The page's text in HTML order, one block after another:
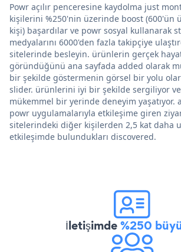
Powr açılır penceresine kaydolma just
kişilerini %250'nin üzerinde boost (600'ün
kişi) başardılar ve powr sosyal kullanarak
medyalarını 6000'den fazla takipçiye
sitelerinde besleyin. ürünlerin gerçek
göründüğünü ana sayfada added olarak
bir şekilde göstermenin görsel bir yolu
slider. ürünlerini iyi bir şekilde sergiliyor
mükemmel bir yerinde deneyim yaşatıyor.
powr uygulamalarıyla etkileşime giren
sitelerindeki diğer kişilerden 2,5 kat daha
etkileşimde bulundukları discovered.
İletişimde%250